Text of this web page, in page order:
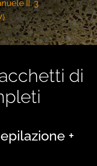
II, 3
di
+